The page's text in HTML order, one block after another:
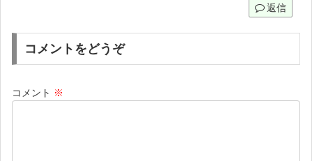
返信
コメントをどうぞ
コメント ※